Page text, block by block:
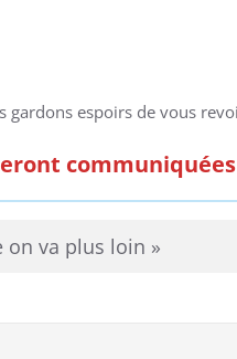
espoirs de vous
on va plus loin »